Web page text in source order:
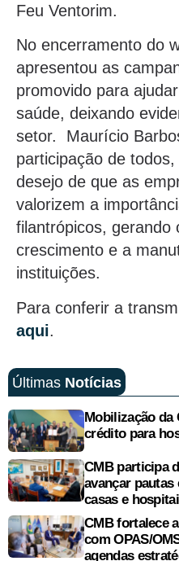
Feu Ventorim.
No encerramento do
apresentou as
promovido para
saúde, deixando
setor. Maurício
participação de
desejo de que as
valorizem a
filantrópicos, gerando
crescimento e a
instituições.
Para conferir a
aqui.
Últimas Notícias
Mobilização da
crédito para
CMB participa
avançar pautas
casas e
CMB fortalece
com OPAS/
agendas